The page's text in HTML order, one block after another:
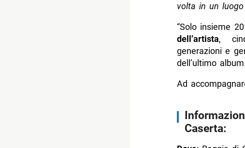
volta in un
“Solo insieme
dell’artista,
generazioni e
dell’ultimo
Ad
Caserta: